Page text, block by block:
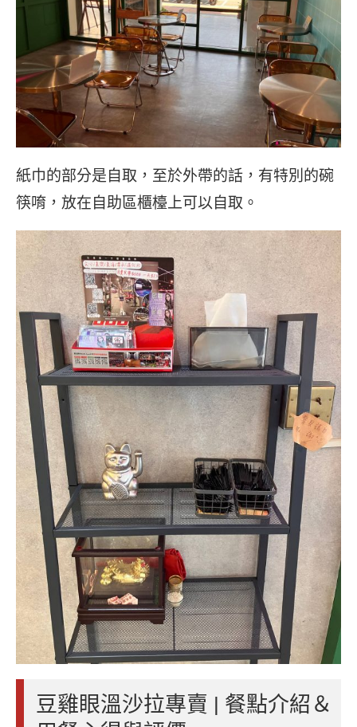
紙巾的部分是自取，至於外帶的話，有特別的碗
筷唷，放在自助區櫃檯上可以自取。
豆雞眼溫沙拉專賣 | 餐點介紹＆